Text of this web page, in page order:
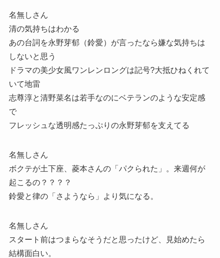
名無しさん
清の気持ちはわかる
あの台詞を永野芽郁（鈴愛）が言ったなら嫌な気持ちは
しないと思う
ドラマの美少女風ワンレンロングは記号?大抵ひねくれて
いて地雷
志尊淳と清野菜名は若手なのにベテランのような安定感
で
フレッシュな透明感たっぷりの永野芽郁を支えてる
名無しさん
ボクテが土下座、菱本さんの「パクられた」。来週何が
起こるの？？？？
鈴愛と律の「さようなら」より気になる。
名無しさん
スタート前はつまらなそうだと思ったけど、見始めたら
結構面白い。